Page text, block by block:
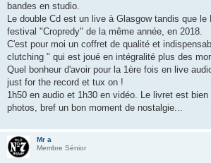
bandes en studio.
Le double Cd est un live à Glasgow tandis que
festival "Cropredy" de la même année, en 2018.
C'est pour moi un coffret de qualité et
clutching " qui est joué en intégralité plus des
Quel bonheur d'avoir pour la 1ère fois en live
just for the record et tux on !
1h50 en audio et 1h30 en vidéo. Le livret est
photos, bref un bon moment de nostalgie...
Mr a
Membre Sénior